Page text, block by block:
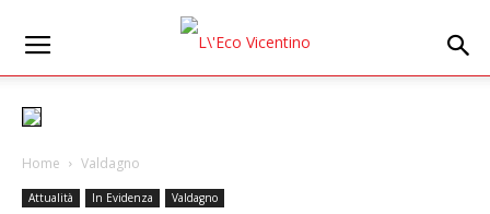
Home Valdagno
Attualità In Evidenza Valdagno